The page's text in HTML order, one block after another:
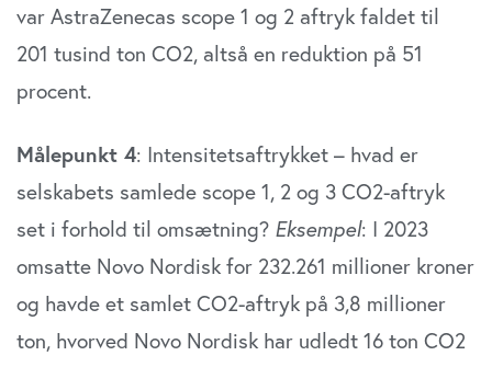
var AstraZenecas scope 1 og 2 aftryk faldet til
201 tusind ton CO2, altså en reduktion på 51
procent.
Målepunkt 4: Intensitetsaftrykket – hvad er
selskabets samlede scope 1, 2 og 3 CO2-aftryk
set i forhold til omsætning? Eksempel: I 2023
omsatte Novo Nordisk for 232.261 millioner kroner
og havde et samlet CO2-aftryk på 3,8 millioner
ton, hvorved Novo Nordisk har udledt 16 ton CO2